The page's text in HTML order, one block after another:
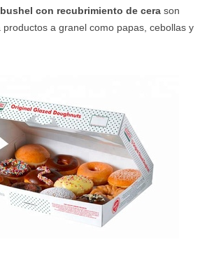
con recubrimiento de cera son
productos a granel como papas, cebollas y